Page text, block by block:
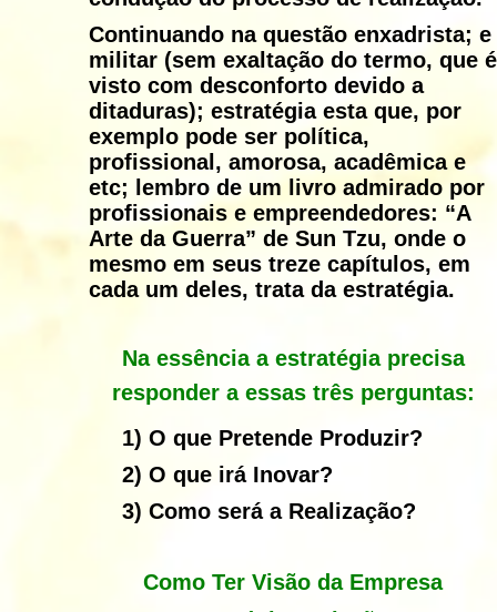
Continuando na questão enxadrista; e
militar (sem exaltação do termo, que é
visto com desconforto devido a
ditaduras); estratégia esta que, por
exemplo pode ser política,
profissional, amorosa, acadêmica e
etc; lembro de um livro admirado por
profissionais e empreendedores: “A
Arte da Guerra” de Sun Tzu, onde o
mesmo em seus treze capítulos, em
cada um deles, trata da estratégia.
Na essência a estratégia precisa
responder a essas três perguntas:
1) O que Pretende Produzir?
2) O que irá Inovar?
3) Como será a Realização?
Como Ter Visão da Empresa